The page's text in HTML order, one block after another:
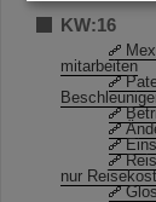
KW:16
mitarbeiten
nur